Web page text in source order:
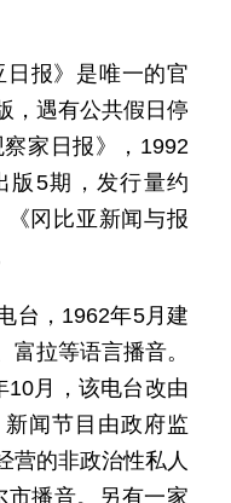
日报》是唯一的官
，遇有公共假日停
家日报》，1992
版5期，发行量约
冈比亚新闻与报
台，1962年5月建
拉等语言播音。
10月，该电台改由
闻节目由政府监
营的非政治性私人
市播音。另有一家